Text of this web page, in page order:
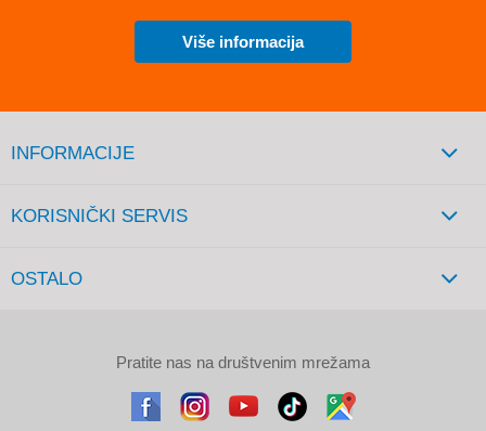
Više informacija
INFORMACIJE
KORISNIČKI SERVIS
OSTALO
Pratite nas na društvenim mrežama